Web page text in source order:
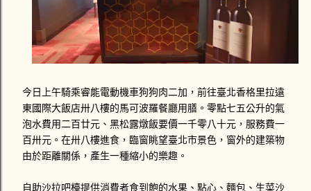
位駕駛應該也立刻解散吧。 心裡一直認為沒報案怪怪的我，到
了當天晚上就拉同學陪我去西屯派出所補報案。入口處值班員
警打了通電話給交通隊的同僚，交通隊的警察 （ 接電話的那
位 ） 口氣不好地說不要把他們當成討債集團！而我還是說要
的現場圖。這是我第一次坐上警車，負責處理的警察對我抱怨
民眾的態度不佳，導致開車的那位警察為了維持他自身的尊
嚴，而不向民眾開罰單，也就是說他不太想為了開罰單遭遇違
法民眾的輕蔑態度。反正這位警察有沒有取締交通違規，薪水
也不會因此額外增加。 星期一時，打電話給1188-DK號車的駕
十點多那位承辦警員居然打電話問我說連絡的如何？嚇我一跳
今日上午騎乘睿能電動機車狗狗肉二加，前往臺北香格里拉遠
東國際大飯店卅八樓的馬可波羅餐廳用膳。零點七五公升的氣
泡水費用二百廿元、黑松露燉飯要價一千零八十元，服務費一
百卅元。在卅八樓進食，臨窗眺望臺北市景色，窗外的建築物
由於距離關係，產生一種縮小的樂趣。
自助沙拉吧檯提供消費者食到飽的水果、點心、麵包、生菜沙